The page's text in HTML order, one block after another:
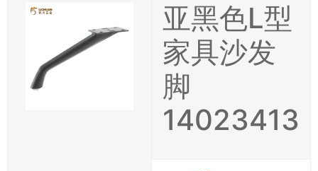
亚黑色L型
家具沙发
脚
14023413